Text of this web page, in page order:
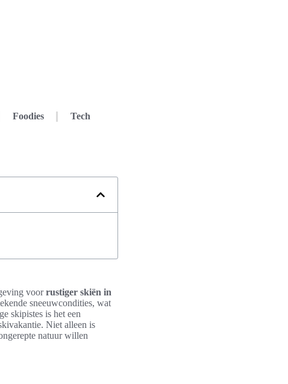
Foodies Tech
voorrustiger skiën in
sneeuwcondities, wat
skipistes is het een
Niet alleen is
natuur willen